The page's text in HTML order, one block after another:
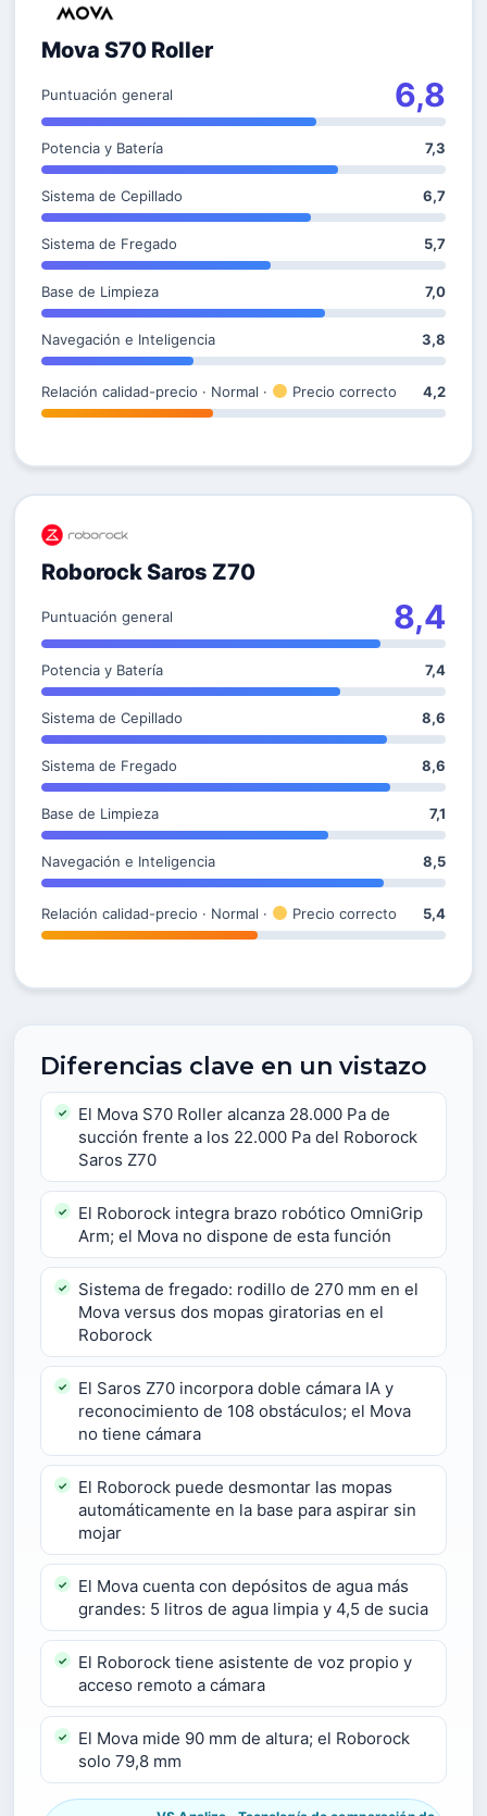
Mova S70 Roller
Puntuación general 6,8
Potencia y Batería 7,3
Sistema de Cepillado 6,7
Sistema de Fregado 5,7
Base de Limpieza 7,0
Navegación e Inteligencia 3,8
Relación calidad-precio · Normal · Precio correcto 4,2
Roborock Saros Z70
Puntuación general 8,4
Potencia y Batería 7,4
Sistema de Cepillado 8,6
Sistema de Fregado 8,6
Base de Limpieza 7,1
Navegación e Inteligencia 8,5
Relación calidad-precio · Normal · Precio correcto 5,4
Diferencias clave en un vistazo
El Mova S70 Roller alcanza 28.000 Pa de
succión frente a los 22.000 Pa del Roborock
Saros Z70
El Roborock integra brazo robótico OmniGrip
Arm; el Mova no dispone de esta función
Sistema de fregado: rodillo de 270 mm en el
Mova versus dos mopas giratorias en el
Roborock
El Saros Z70 incorpora doble cámara IA y
reconocimiento de 108 obstáculos; el Mova
no tiene cámara
El Roborock puede desmontar las mopas
automáticamente en la base para aspirar sin
mojar
El Mova cuenta con depósitos de agua más
grandes: 5 litros de agua limpia y 4,5 de sucia
El Roborock tiene asistente de voz propio y
acceso remoto a cámara
El Mova mide 90 mm de altura; el Roborock
solo 79,8 mm